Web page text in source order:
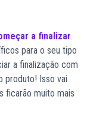
a finalizar.
para o seu tipo
a finalização com
produto! Isso vai
ficarão muito mais